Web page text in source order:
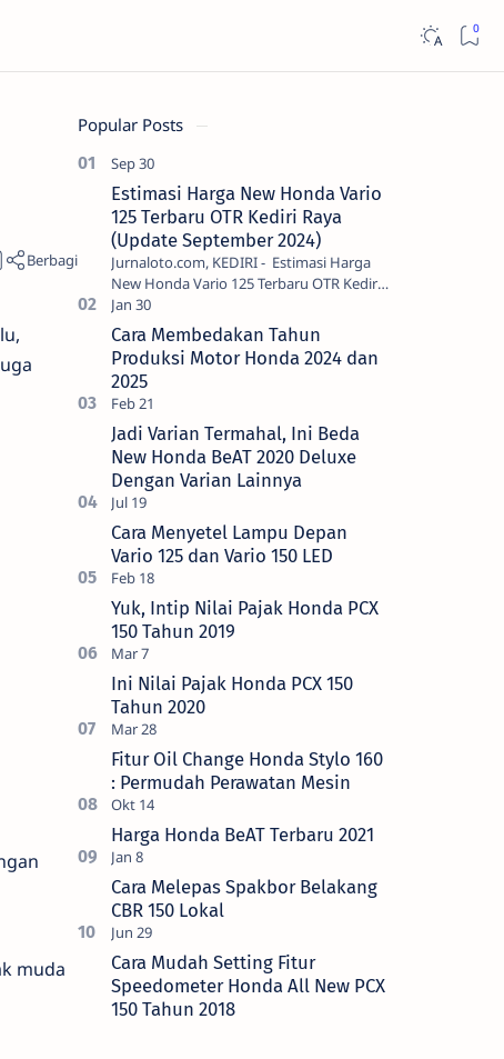
muda
Popular Posts
Estimasi Harga New Honda Vario
125 Terbaru OTR Kediri Raya
(Update September 2024)
Jurnaloto.com, KEDIRI - Estimasi Harga
New Honda Vario 125 Terbaru OTR Kediri
Raya (Update September 2024) Brosis
sekalian, PT Astra Honda Motor (AH…
Cara Membedakan Tahun
Produksi Motor Honda 2024 dan
2025
Jadi Varian Termahal, Ini Beda
New Honda BeAT 2020 Deluxe
Dengan Varian Lainnya
Cara Menyetel Lampu Depan
Vario 125 dan Vario 150 LED
Yuk, Intip Nilai Pajak Honda PCX
150 Tahun 2019
Ini Nilai Pajak Honda PCX 150
Tahun 2020
Fitur Oil Change Honda Stylo 160
: Permudah Perawatan Mesin
Harga Honda BeAT Terbaru 2021
Cara Melepas Spakbor Belakang
CBR 150 Lokal
Cara Mudah Setting Fitur
Speedometer Honda All New PCX
150 Tahun 2018